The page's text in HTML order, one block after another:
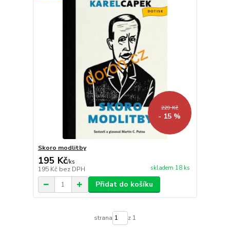
229 Kč
- 15 %
Skoro modlitby
195 Kč/ks
195 Kč bez DPH skladem 18 ks
Přidat do košíku
strana z 1